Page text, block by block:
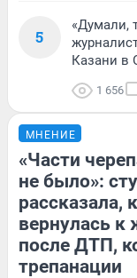
5
«Думали,
Казани в
1 656
МНЕНИЕ
«Части
не было»:
рассказала,
вернулась к
после ДТП,
трепанации